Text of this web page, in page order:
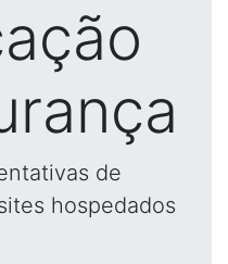
de
hospedados